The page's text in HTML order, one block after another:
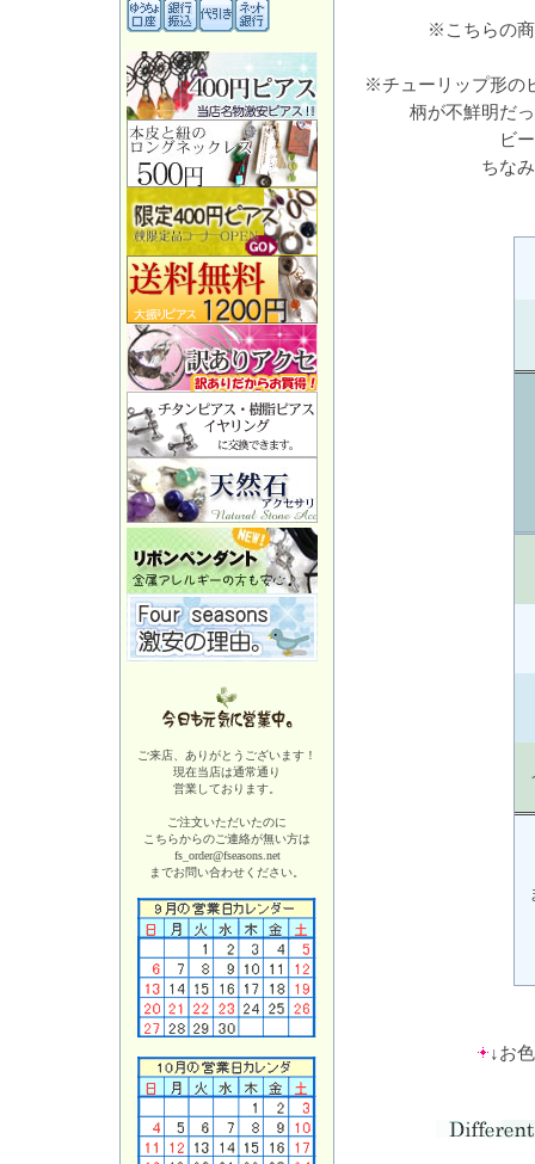
ご来店、ありがとうございます！
現在当店は通常通り
営業しております。
ご注文いただいたのに
こちらからのご連絡が無い方は
fs_order@fseasons.net
までお問い合わせください。
※こちらの
※チューリップ形の
柄が不鮮明だ
ビ
ちな
↓お